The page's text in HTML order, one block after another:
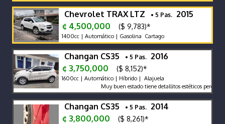
Chevrolet TRAX LTZ • 5 Pas. 2015
¢ 4,500,000
($ 9,783)*
1400cc | Automático | Gasolina Cartago
Changan CS35 • 5 Pas. 2016
¢ 3,750,000
($ 8,152)*
1600cc | Automático | Híbrido | Alajuela
Muy buen estado tiene detallitos estéticos pero con
Changan CS35 • 5 Pas. 2014
¢ 3,800,000
($ 8,261)*